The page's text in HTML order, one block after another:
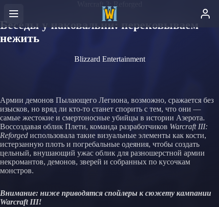
Беседы у наковальни: перековываем
нежить
Blizzard Entertainment
Армии демонов Пылающего Легиона, возможно, сражается без
изысков, но вряд ли кто-то станет спорить с тем, что они —
самые жестокие и смертоносные убийцы в истории Азерота.
Воссоздавая облик Плети, команда разработчиков Warcraft III:
Reforged использовала такие визуальные элементы как кости,
истерзанную плоть и погребальные одеяния, чтобы создать
цельный, внушающий ужас облик для разношерстной армии
некромантов, демонов, зверей и собранных по кусочкам
монстров.
Внимание: ниже приводятся спойлеры к сюжету кампании
Warcraft III!